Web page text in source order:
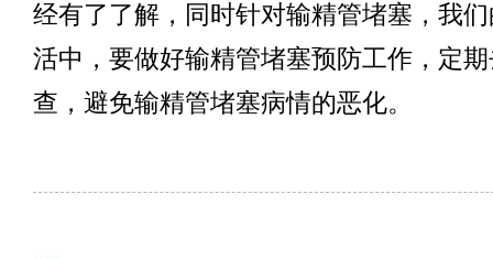
经有了了解，同时针对输精管堵塞，我
活中，要做好输精管堵塞预防工作，定
查，避免输精管堵塞病情的恶化。